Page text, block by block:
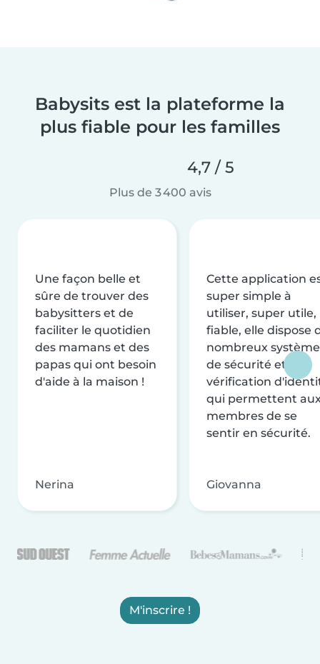
Babysits est la plateforme la
plus fiable pour les familles
4,7 / 5
Plus de 3 400 avis
Une façon belle et
sûre de trouver des
babysitters et de
faciliter le quotidien
des mamans et des
papas qui ont besoin
d'aide à la maison !
Nerina
Cette application
super simple à
utiliser, super utile,
fiable, elle dispose
nombreux
de sécurité et de
vérification
qui permettent
membres de se
sentir en sécurité.
Giovanna
M'inscrire !